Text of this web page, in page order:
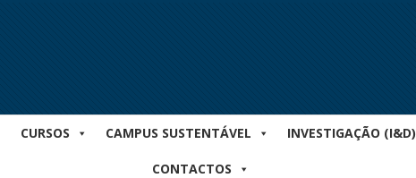
CURSOS CAMPUS SUSTENTÁVEL INVESTIGAÇÃO (I&D)
CONTACTOS